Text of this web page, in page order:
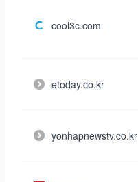
cool3c.com
etoday.co.kr
yonhapnewstv.co.kr